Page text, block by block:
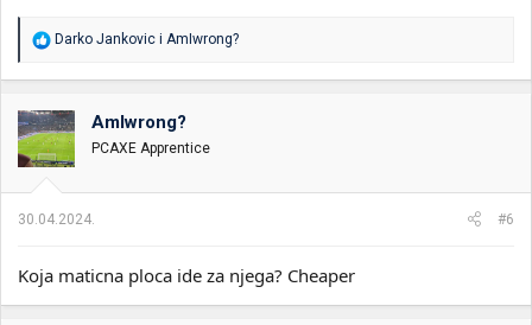
R
o
v
a
n
:
Darko Jankovic i AmIwrong?
AmIwrong?
PCAXE Apprentice
30.04.2024. #6
Koja maticna ploca ide za njega? Cheaper